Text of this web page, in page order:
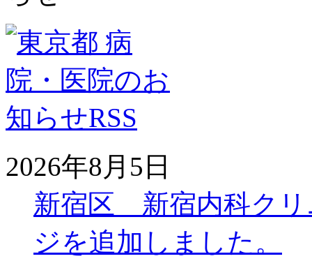
2026年8月5日
新宿区 新宿内科クリ
ジを追加しました。